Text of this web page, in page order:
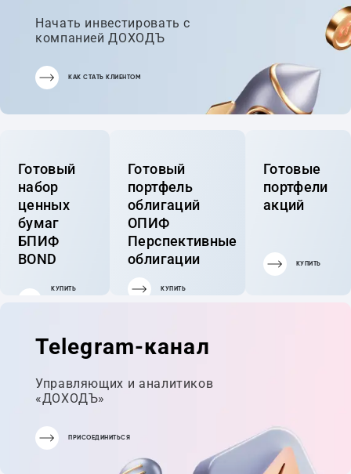
Начать инвестировать с
компанией ДОХОДЪ
КАК СТАТЬ КЛИЕНТОМ
Готовый
набор
ценных
бумаг
БПИФ
BOND
КУПИТЬ
Готовый
портфель
облигаций
ОПИФ
Перспективные
облигации
КУПИТЬ
Готовые
портфели
акций
КУПИТЬ
Telegram-канал
Управляющих и аналитиков
«ДОХОДЪ»
ПРИСОЕДИНИТЬСЯ